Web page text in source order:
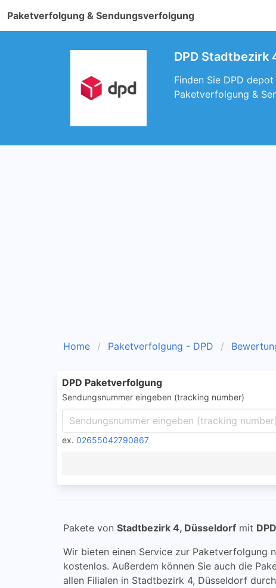
Paketverfolgung & Sendungsverfolgung
DPD Stadtbezirk
Finden Sie DPD
Paketverfolgung &
Home Paketverfolgung - DPD
DPD Paketverfolgung
Sendungsnummer eingeben (tracking number)
ex. 02655042790867
Pakete von Stadtbezirk 4, Düsseldorf mit DPD
Wir bieten einen Service zur Paketverfolgung
kostenlos. Außerdem können Sie auch die
allen Filialen in Stadtbezirk 4, Düsseldorf durch